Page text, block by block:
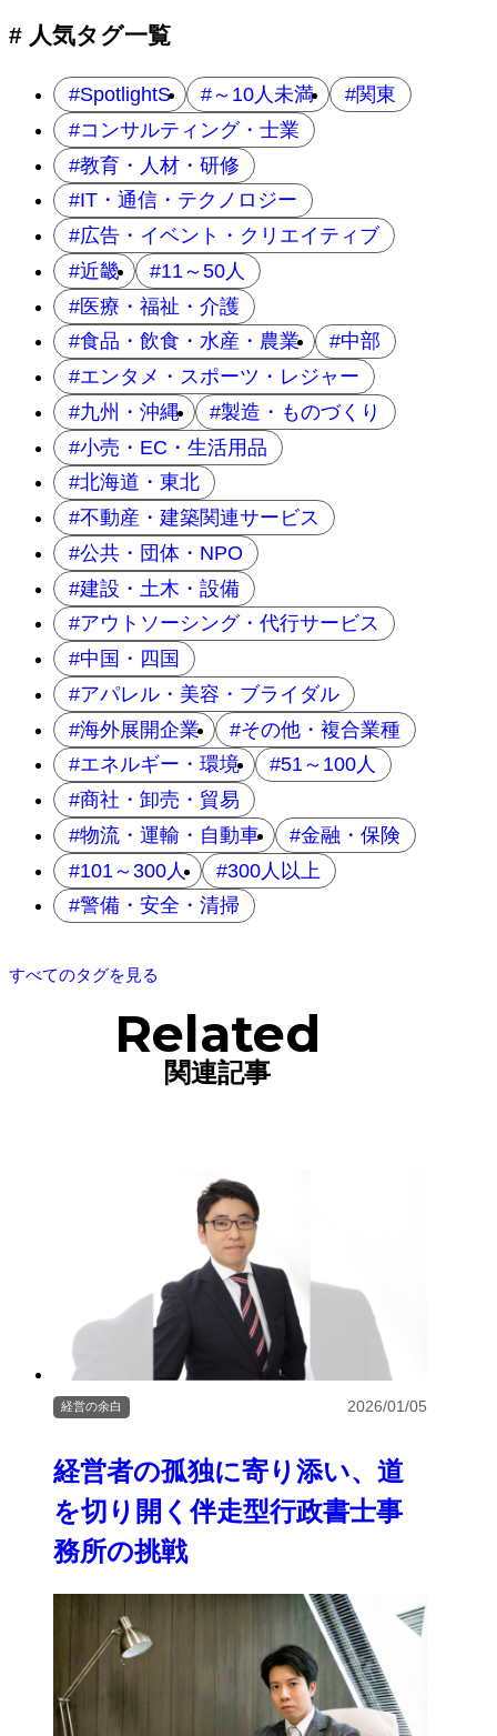
# 人気タグ一覧
SpotlightS ～10人未満
関東
コンサルティング・士業
教育・人材・研修
IT・通信・テクノロジー
広告・イベント・クリエイティブ
近畿
11～50人
医療・福祉・介護
食品・飲食・水産・農業
中部
エンタメ・スポーツ・レジャー
九州・沖縄
製造・ものづくり
小売・EC・生活用品
北海道・東北
不動産・建築関連サービス
公共・団体・NPO
建設・土木・設備
アウトソーシング・代行サービス
中国・四国
アパレル・美容・ブライダル
海外展開企業
その他・複合業種
エネルギー・環境
51～100人
商社・卸売・貿易
物流・運輸・自動車
金融・保険
101～300人
300人以上
警備・安全・清掃
すべてのタグを見る
Related
関連記事
経営者の孤独に寄り添い、道
を切り開く伴走型行政書士事
務所の挑戦
経営の余白 2026/01/05